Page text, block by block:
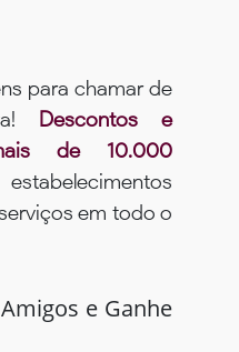
para chamar de
Descontos e
de 10.000
em todo o
e Ganhe